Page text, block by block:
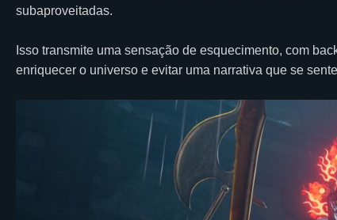
subaproveitadas.
Isso transmite uma sensação de esquecimento, com
enriquecer o universo e evitar uma narrativa que se